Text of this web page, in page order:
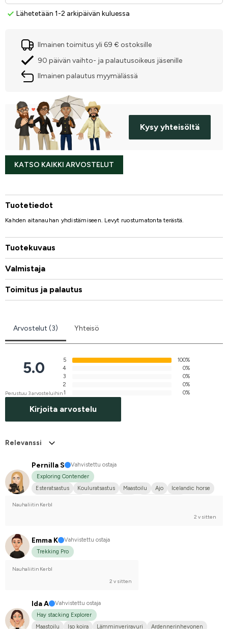
Lähetetään 1-2 arkipäivän kuluessa
Ilmainen toimitus yli 69 € ostoksille
90 päivän vaihto- ja palautusoikeus jäsenille
Ilmainen palautus myymälässä
Kysy yhteisöltä
KATSO KAIKKI ARVOSTELUT
Tuotetiedot
Kahden aitanauhan yhdistämiseen. Levyt ruostumatonta terästä.
Tuotekuvaus
Valmistaja
Toimitus ja palautus
Arvostelut (3) Yhteisö
5.0
Perustuu 3 arvosteluihin
5
100%
4
0%
3
0%
2
0%
1
0%
Kirjoita arvostelu
Relevanssi
Pernilla S
Vahvistettu ostaja
Exploring Contender
Esteratsastus
Kouluratsastus Maastoilu Ajo
Icelandic horse
Nauhaliitin Kerbl
2 v sitten
Emma K
Vahvistettu ostaja
Trekking Pro
Nauhaliitin Kerbl
2 v sitten
Ida A
Vahvistettu ostaja
Hay stacking Explorer
Maastoilu
Iso koira Lämminveriravuri Ardennerinhevonen